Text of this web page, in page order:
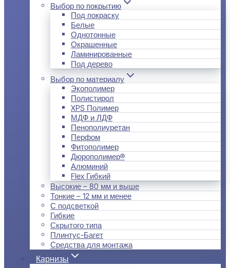
Выбор по покрытию
Под покраску
Белые
Однотонные
Окрашенные
Ламинированные
Под дерево
Выбор по материалу
Экополимер
Полистирол
XPS Полимер
МДФ и ЛДФ
Пенополиуретан
Перфом
Фитополимер
Дюрополимер®
Алюминий
Flex Гибкий
Высокие – 80 мм и выше
Тонкие – 12 мм и менее
С подсветкой
Гибкие
Скрытого типа
Плинтус-Багет
Средства для монтажа
Карнизы